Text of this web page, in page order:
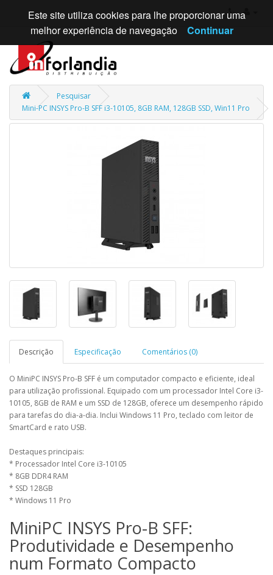
Pesquisar
Mini-PC INSYS Pro-B SFF i3-10105, 8GB RAM, 128GB SSD, Win11 Pro
Descrição Especificação Comentários (0)
O MiniPC INSYS Pro-B SFF é um computador compacto e eficiente, ideal
para utilização profissional. Equipado com um processador Intel Core i3-
10105, 8GB de RAM e um SSD de 128GB, oferece um desempenho rápido
para tarefas do dia-a-dia. Inclui Windows 11 Pro, teclado com leitor de
SmartCard e rato USB.
Destaques principais:
* Processador Intel Core i3-10105
* 8GB DDR4 RAM
* SSD 128GB
* Windows 11 Pro
MiniPC INSYS Pro-B SFF:
Produtividade e Desempenho
num Formato Compacto
Este site utiliza cookies para lhe proporcionar uma
melhor experiência de navegação
Continuar